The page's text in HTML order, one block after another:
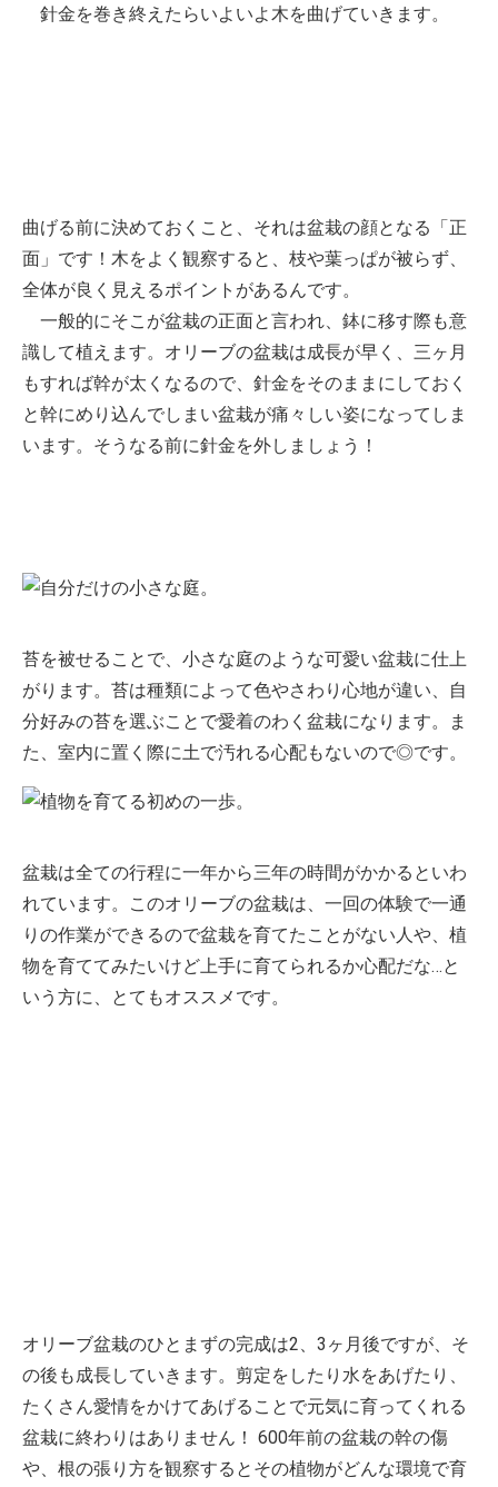
針金を巻き終えたらいよいよ木を曲げていきます。
曲げる前に決めておくこと、それは盆栽の顔となる「正
面」です！木をよく観察すると、枝や葉っぱが被らず、
全体が良く見えるポイントがあるんです。
一般的にそこが盆栽の正面と言われ、鉢に移す際も意
識して植えます。オリーブの盆栽は成長が早く、三ヶ月
もすれば幹が太くなるので、針金をそのままにしておく
と幹にめり込んでしまい盆栽が痛々しい姿になってしま
います。そうなる前に針金を外しましょう！
苔を被せることで、小さな庭のような可愛い盆栽に仕上
がります。苔は種類によって色やさわり心地が違い、自
分好みの苔を選ぶことで愛着のわく盆栽になります。ま
た、室内に置く際に土で汚れる心配もないので◎です。
盆栽は全ての行程に一年から三年の時間がかかるといわ
れています。このオリーブの盆栽は、一回の体験で一通
りの作業ができるので盆栽を育てたことがない人や、植
物を育ててみたいけど上手に育てられるか心配だな…と
いう方に、とてもオススメです。
オリーブ盆栽のひとまずの完成は2、3ヶ月後ですが、そ
の後も成長していきます。剪定をしたり水をあげたり、
たくさん愛情をかけてあげることで元気に育ってくれる
盆栽に終わりはありません！ 600年前の盆栽の幹の傷
や、根の張り方を観察するとその植物がどんな環境で育